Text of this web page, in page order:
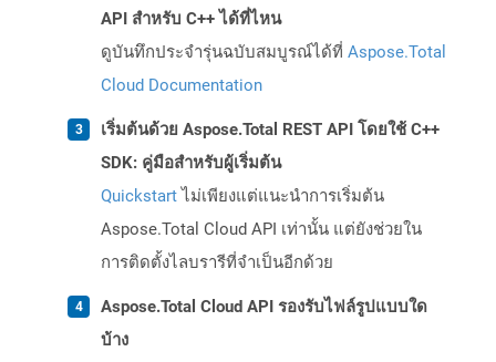
API สำหรับ C++ ได้ที่ไหน
ดูบันทึกประจำรุ่นฉบับสมบูรณ์ได้ที่ Aspose.Total
Cloud Documentation
เริ่มต้นด้วย Aspose.Total REST API โดยใช้ C++
SDK: คู่มือสำหรับผู้เริ่มต้น
Quickstartไม่เพียงแต่แนะนำการเริ่มต้น
Aspose.Total Cloud API เท่านั้น แต่ยังช่วยใน
การติดตั้งไลบรารีที่จำเป็นอีกด้วย
Aspose.Total Cloud API รองรับไฟล์รูปแบบใด
บ้าง